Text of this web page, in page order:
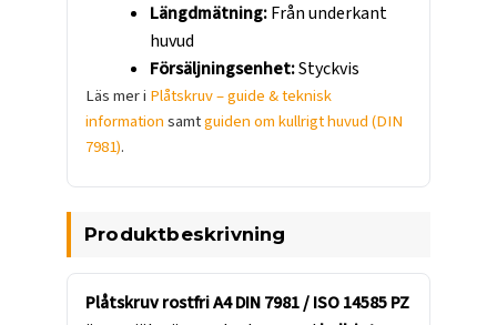
Längdmätning:Från underkant
huvud
Försäljningsenhet:Styckvis
Läs mer i Plåtskruv – guide & teknisk
informationsamtguiden om kullrigt huvud (DIN
7981).
Produktbeskrivning
Plåtskruv rostfri A4 DIN 7981 / ISO 14585 PZ